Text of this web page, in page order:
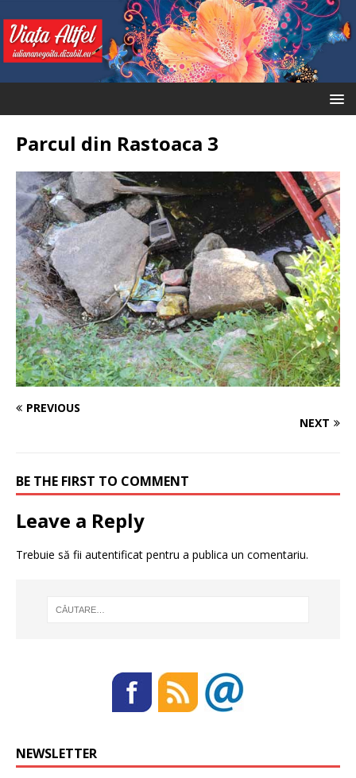
Parcul din Rastoaca 3
PREVIOUS
NEXT
BE THE FIRST TO COMMENT
Leave a Reply
Trebuie să fii autentificat pentru a publica un comentariu.
NEWSLETTER